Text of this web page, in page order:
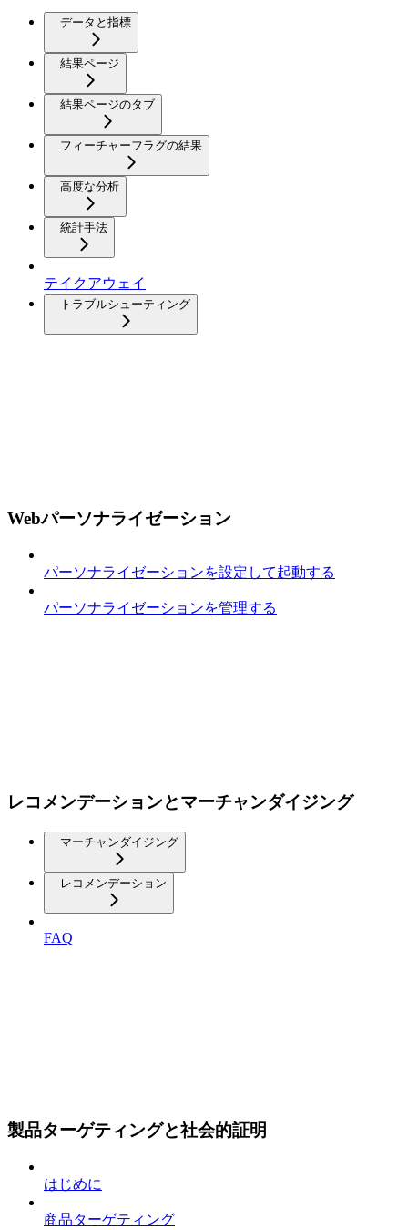
データと指標
結果ページ
結果ページのタブ
フィーチャーフラグの結果
高度な分析
統計手法
テイクアウェイ
トラブルシューティング
Webパーソナライゼーション
パーソナライゼーションを設定して起動する
パーソナライゼーションを管理する
レコメンデーションとマーチャンダイジング
マーチャンダイジング
レコメンデーション
FAQ
製品ターゲティングと社会的証明
はじめに
商品ターゲティング